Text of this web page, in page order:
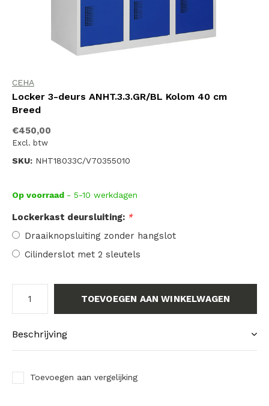
CEHA
Locker 3-deurs ANHT.3.3.GR/BL Kolom 40 cm
Breed
€450,00
Excl. btw
SKU: NHT18033C/V70355010
Op voorraad - 5-10 werkdagen
Lockerkast deursluiting: *
Draaiknopsluiting zonder hangslot
Cilinderslot met 2 sleutels
TOEVOEGEN AAN WINKELWAGEN
Beschrijving
Toevoegen aan vergelijking